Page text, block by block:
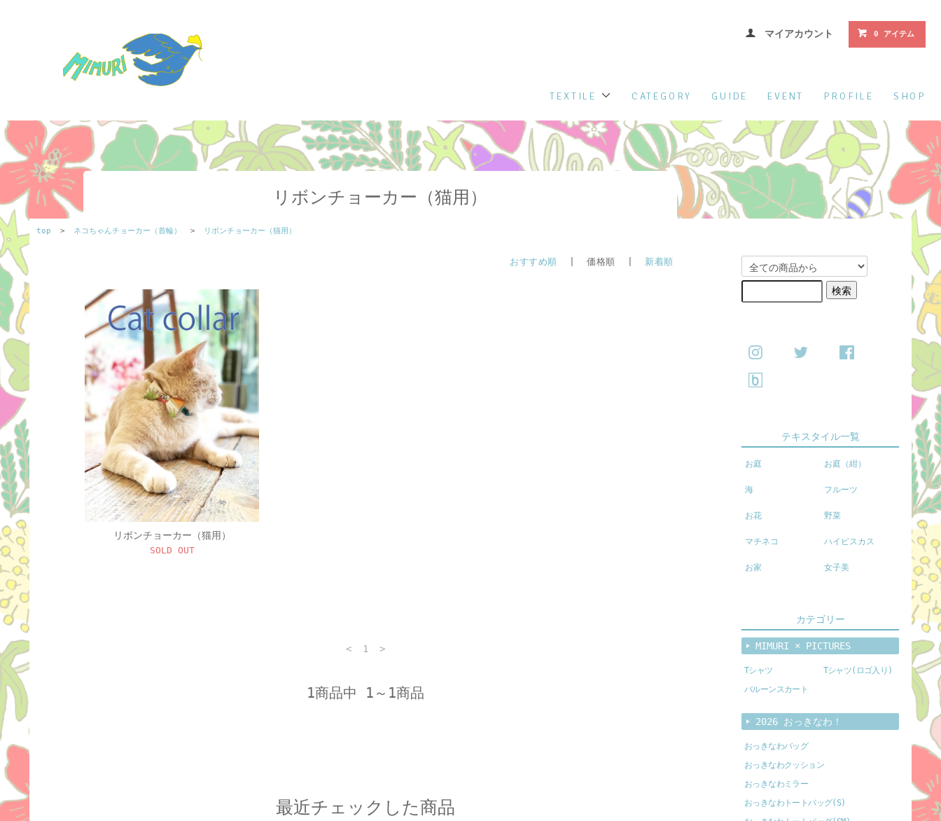
マイアカウント 0 アイテム
SHOP
PROFILE
EVENT
GUIDE
CATEGORY
TEXTILE
リボンチョーカー（猫用）
top > ネコちゃんチョーカー（首輪） > リボンチョーカー（猫用）
おすすめ順 | 価格順 | 新着順
リボンチョーカー（猫用）
SOLD OUT
< 1 >
1商品中 1～1商品
最近チェックした商品
テキスタイル一覧
お庭 お庭（紺）
海 フルーツ
お花 野菜
マチネコ ハイビスカス
お家 女子美
カテゴリー
MIMURI × PICTURES
Tシャツ
Tシャツ(ロゴ入り)
バルーンスカート
2026 おっきなわ！
おっきなわバッグ
おっきなわクッション
おっきなわミラー
おっきなわトートバッグ(S)